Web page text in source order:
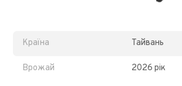
Країна Тайвань
Врожай 2026 рік